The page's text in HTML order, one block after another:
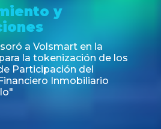
y
a Volsmart en la
la tokenización de los
Participación del
Inmobiliario